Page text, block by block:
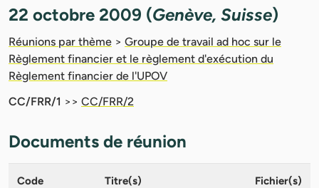
22 octobre 2009 (Genève, Suisse)
Réunions par thème > Groupe de travail ad hoc sur le
Règlement financier et le règlement d'exécution du
Règlement financier de l'UPOV
CC/FRR/1 >> CC/FRR/2
Documents de réunion
Code Titre(s) Fichier(s)